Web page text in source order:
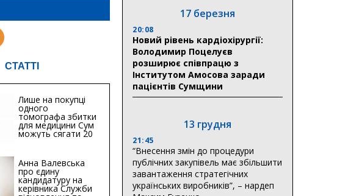
СТАТТІ
Лише на покупці
одного
томографа збитки
для медицини Сум
можуть сягати 20
мільйонів гривень
Анна Валевська
про єдину
кандидатуру на
керівника Служби
17 березня
20:08
Новий рівень кардіохірургії:
Володимир Поцелуєв
розширює співпрацю з
Інститутом Амосова заради
пацієнтів Сумщини
13 грудня
21:45
“Внесення змін до процедури
публічних закупівель має збільшити
завантаження стратегічних
українських виробників”, – нардеп